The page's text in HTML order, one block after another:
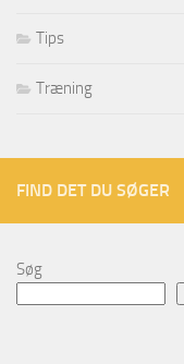
Tips
Træning
FIND DET DU SØGER
Søg